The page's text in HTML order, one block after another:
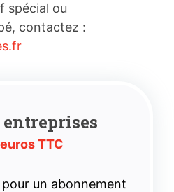
spécial ou
contactez :
TTC
un abonnement